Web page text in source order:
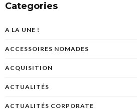
Categories
A LA UNE !
ACCESSOIRES NOMADES
ACQUISITION
ACTUALITÉS
ACTUALITÉS CORPORATE